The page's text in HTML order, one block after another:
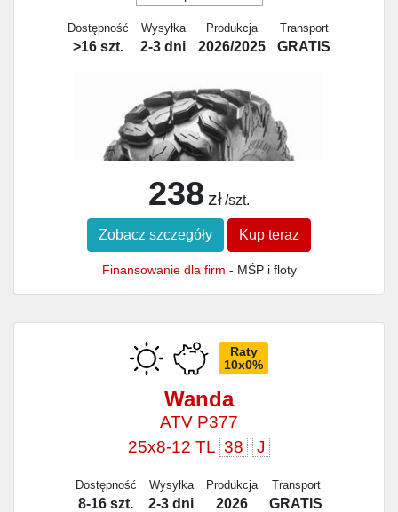
Dostępność
>16 szt.
Wysyłka
2-3 dni
Produkcja
2026/2025
Transport
GRATIS
238 zł /szt.
Zobacz szczegóły Kup teraz
Finansowanie dla firm - MŚP i floty
Raty
10x0%
Wanda
ATV P377
25x8-12 TL 38 J
Dostępność
8-16 szt.
Wysyłka
2-3 dni
Produkcja
2026
Transport
GRATIS